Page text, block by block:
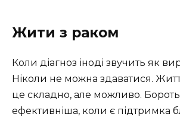
Жити з раком
Коли діагноз іноді звучить як
Ніколи не можна здаватися.
це складно, але можливо.
ефективніша, коли є підтримка